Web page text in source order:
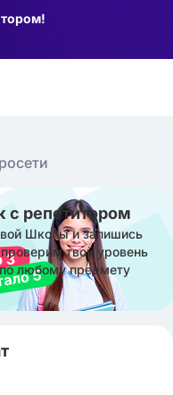
с репетитором
Школы и запишись
твой уровень
любому предмету